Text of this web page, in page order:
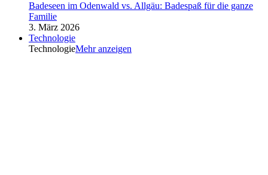
Badeseen im Odenwald vs. Allgäu: Badespaß für die ganze
Familie
3. März 2026
Technologie
TechnologieMehr anzeigen